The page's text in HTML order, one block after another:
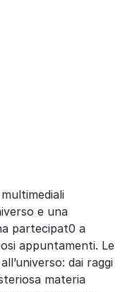
e una
partecipat0 a
appuntamenti. Le
dai raggi
materia